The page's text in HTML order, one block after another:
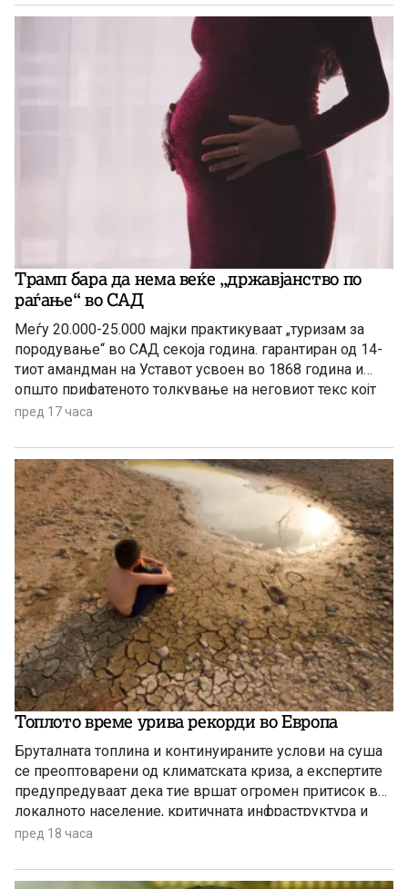
Трамп бара да нема веќе „државјанство по
раѓање“ во САД
Меѓу 20.000-25.000 мајки практикуваат „туризам за
породување“ во САД секоја година. гарантиран од 14-
тиот амандман на Уставот усвоен во 1868 година и
општо прифатеното толкување на неговиот текс којт
гарантира државјанство на речиси секој роден во САД
пред 17 часа
Топлото време урива рекорди во Европа
Бруталната топлина и континуираните услови на суша
се преоптоварени од климатската криза, а експертите
предупредуваат дека тие вршат огромен притисок врз
локалното население, критичната инфраструктура и
дивиот свет низ целиот регион.
пред 18 часа